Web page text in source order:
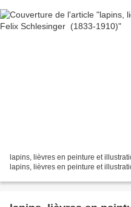
lapins, lièvres en peinture et